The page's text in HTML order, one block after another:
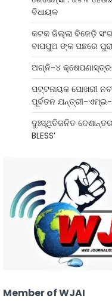
ବିଧାୟକ
କଟକ ଜିଲ୍ଲା ବିଜେଡ଼ି
ବାପପୁଅ ଙ୍କ ପଛରେ
ଅଗ୍ନି-୪
ପଟ୍ଟନାୟକ ପୋଖରୀ
ପୂର୍ବତନ ଯନ୍ତ୍ରୀ-
ଦୁଃସ୍ଥିତିଜନିତ
BLESS’
Member of WJAI